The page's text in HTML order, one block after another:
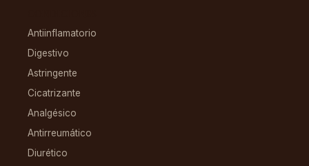
Antiinflamatorio
Digestivo
Astringente
Cicatrizante
Analgésico
Antirreumático
Diurético